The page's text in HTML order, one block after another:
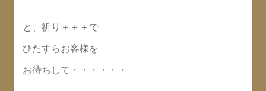
と、祈り＋＋＋で
ひたすらお客様を
お待ちして・・・・・・